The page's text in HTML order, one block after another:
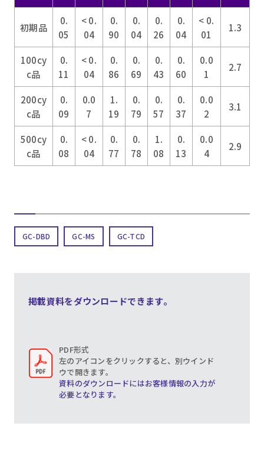
初期品
0.
05
< 0.
04
0.
90
0.
04
0.
26
0.
04
< 0.
01
1.3
100cy
c品
0.
11
< 0.
04
0.
86
0.
69
0.
43
0.
60
0.0
1
2.7
200cy
c品
0.
09
0.0
7
1.
19
0.
79
0.
57
0.
37
0.0
2
3.1
500cy
c品
0.
08
< 0.
04
0.
77
0.
78
1.
08
0.
13
0.0
4
2.9
GC-DBD GC-MS GC-TCD
掲載資料をダウンロードできます。
PDF形式
左のアイコンをクリックすると、別ウインド
ウで開きます。
資料のダウンロードにはお客様情報の入力が
必要となります。